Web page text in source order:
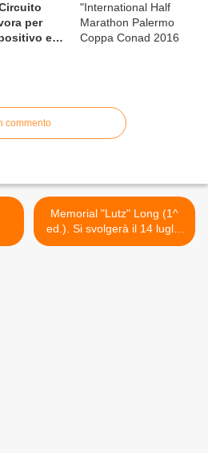
per
e
commento
Memorial "Lutz" Long (1^
ed.). Si svolgerà il 14 luglio
2013 nel 70° anniversario